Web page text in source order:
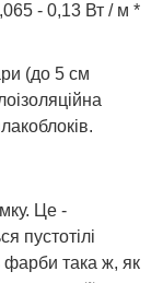
- 0,13 Вт / м *
(до 5 см
Це -
пустотілі
фарби така ж, як